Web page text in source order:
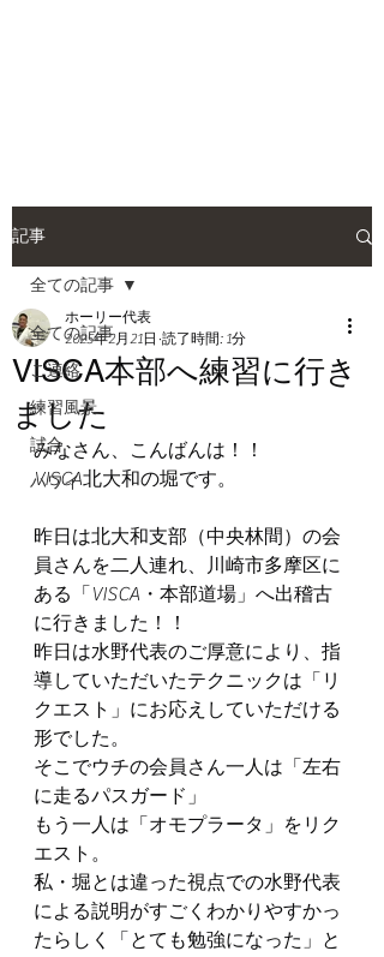
記事
全ての記事
ご連絡
練習風景
試合
ハワイ
全ての記事
VISCA本部へ練習に行き
ました
ホーリー代表
2025年2月21日 読了時間: 1分
みなさん、こんばんは！！
VISCA北大和の堀です。
昨日は北大和支部（中央林間）の会
員さんを二人連れ、川崎市多摩区に
ある「VISCA・本部道場」へ出稽古
に行きました！！
昨日は水野代表のご厚意により、指
導していただいたテクニックは「リ
クエスト」にお応えしていただける
形でした。
そこでウチの会員さん一人は「左右
に走るパスガード」
もう一人は「オモプラータ」をリク
エスト。
私・堀とは違った視点での水野代表
による説明がすごくわかりやすかっ
たらしく「とても勉強になった」と